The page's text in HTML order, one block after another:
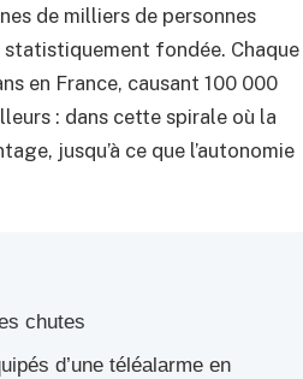
de milliers de personnes
statistiquement fondée. Chaque
en France, causant 100 000
: dans cette spirale où la
jusqu’à ce que l’autonomie
chutes
d’une téléalarme en